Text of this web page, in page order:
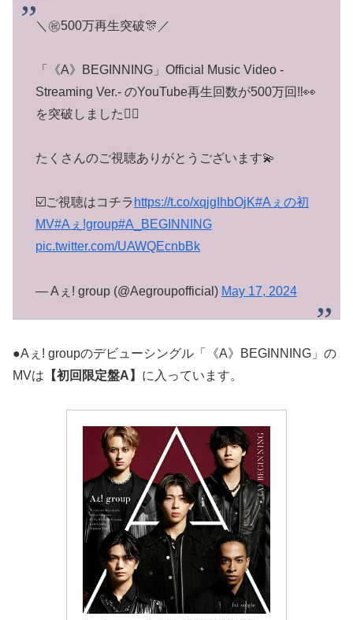
＼㊗️500万再生突破🎊／
「《A》BEGINNING」Official Music Video -
Streaming Ver.- のYouTube再生回数が500万回‼️👀
を突破しました❤️‍🔥
たくさんのご視聴ありがとうございます💫
☑️ご視聴はコチラ https://t.co/xqjgIhbOjK#Aぇの初
MV#Aぇǃgroup#A_BEGINNING
pic.twitter.com/UAWQEcnbBk
— Aぇ! group (@Aegroupofficial) May 17, 2024
●Aぇ! groupのデビューシングル「《A》BEGINNING」の
MVは 【初回限定盤A】 に入っています。